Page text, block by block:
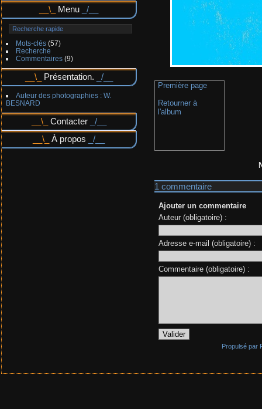
Menu
Mots-clés(57)
Recherche
Commentaires(9)
Présentation.
Auteur des photographies : W.
BESNARD
Contacter
À propos
Première page
Retourner à
l'album
1 commentaire
Ajouter un commentaire
Auteur (obligatoire) :
Adresse e-mail (obligatoire) :
Commentaire (obligatoire) :
Propulsé par